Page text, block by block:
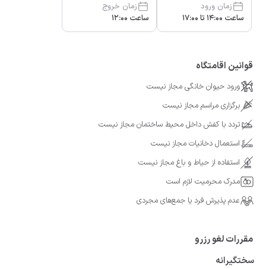
زمان ورود
ساعت 14:00 تا 17:00
زمان خروج
ساعت 12:00
قوانین اقامتگاه
ورود حیوان خانگی مجاز نیست
برگزاری مراسم مجاز نیست
تردد با کفش داخل محیط ساختمان مجاز نیست
استعمال دخانیات مجاز نیست
استفاده از حیاط و باغ مجاز نیست
مدرک محرمیت لازم است
عدم پذیرش فرد یا جمع‌های مجردی
مقررات لغو رزرو
سختگیرانه